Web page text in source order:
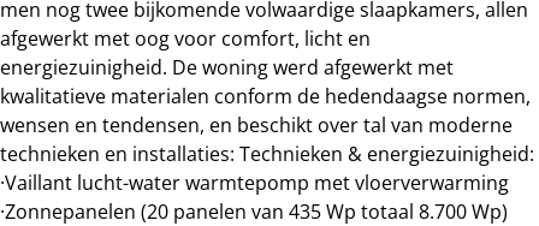
men nog twee bijkomende volwaardige slaapkamers, allen
afgewerkt met oog voor comfort, licht en
energiezuinigheid. De woning werd afgewerkt met
kwalitatieve materialen conform de hedendaagse normen,
wensen en tendensen, en beschikt over tal van moderne
technieken en installaties: Technieken & energiezuinigheid:
·Vaillant lucht-water warmtepomp met vloerverwarming
·Zonnepanelen (20 panelen van 435 Wp totaal 8.700 Wp)